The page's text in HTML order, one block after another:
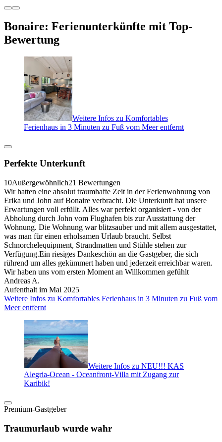
Bonaire: Ferienunterkünfte mit Top-
Bewertung
Weitere Infos zu Komfortables
Ferienhaus in 3 Minuten zu Fuß vom Meer entfernt
Perfekte Unterkunft
10Außergewöhnlich21 Bewertungen
Wir hatten eine absolut traumhafte Zeit in der Ferienwohnung von
Erika und John auf Bonaire verbracht. Die Unterkunft hat unsere
Erwartungen voll erfüllt. Alles war perfekt organisiert - von der
Abholung durch John vom Flughafen bis zur Ausstattung der
Wohnung. Die Wohnung war blitzsauber und mit allem ausgestattet,
was man für einen erholsamen Urlaub braucht. Selbst
Schnorchelequipment, Strandmatten und Stühle stehen zur
Verfügung.Ein riesiges Dankeschön an die Gastgeber, die sich
rührend um alles gekümmert haben und jederzeit erreichbar waren.
Wir haben uns vom ersten Moment an Willkommen gefühlt
Andreas A.
Aufenthalt im Mai 2025
Weitere Infos zu Komfortables Ferienhaus in 3 Minuten zu Fuß vom
Meer entfernt
Weitere Infos zu NEU!!! KAS
Alegria-Ocean - Oceanfront-Villa mit Zugang zur
Karibik!
Premium-Gastgeber
Traumurlaub wurde wahr